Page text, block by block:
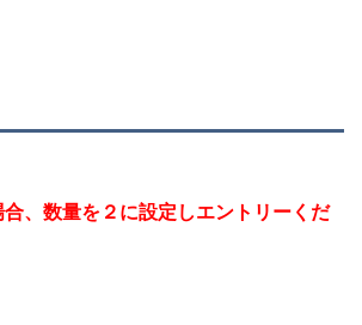
、数量を２に設定しエントリーくだ